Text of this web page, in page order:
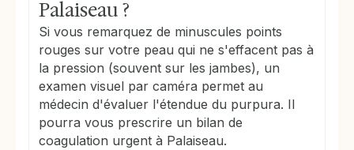
Palaiseau ?
Si vous remarquez de minuscules points
rouges sur votre peau qui ne s'effacent pas à
la pression (souvent sur les jambes), un
examen visuel par caméra permet au
médecin d'évaluer l'étendue du purpura. Il
pourra vous prescrire un bilan de
coagulation urgent à Palaiseau.